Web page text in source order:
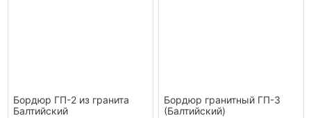
Бордюр ГП-2 из гранита
Балтийский
Бордюр гранитный ГП-3
(Балтийский)